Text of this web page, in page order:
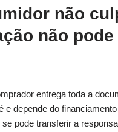
não
não pode
entrega toda a
e depende do
se pode transferir a